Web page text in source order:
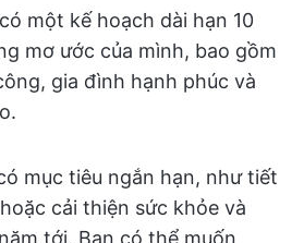
một kế hoạch dài hạn 10
mơ ước của mình, bao gồm
gia đình hạnh phúc và
mục tiêu ngắn hạn, như tiết
cải thiện sức khỏe và
tới. Bạn có thể muốn